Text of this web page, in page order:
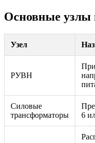
Основные узлы
Узел
РУВН
Силовые
трансформаторы
6